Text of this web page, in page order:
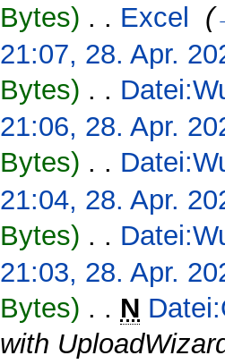
Bytes) . . Excel (
21:07, 28. Apr.
Bytes) . .
21:06, 28. Apr.
Bytes) . .
21:04, 28. Apr.
Bytes) . .
21:03, 28. Apr.
Bytes) . . N
with